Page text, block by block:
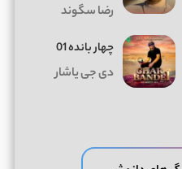
رضا سگوند
چهار بانده 01
دی جی یاشار